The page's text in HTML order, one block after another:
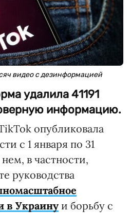
видео с дезинформацией
удалила 41191
информацию.
опубликовала
с 1 января по 31
в частности,
руководства
в Украину и борьбу с